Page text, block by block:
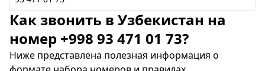
Как звонить в Узбекистан на
номер +998 93 471 01 73?
Ниже представлена полезная информация о